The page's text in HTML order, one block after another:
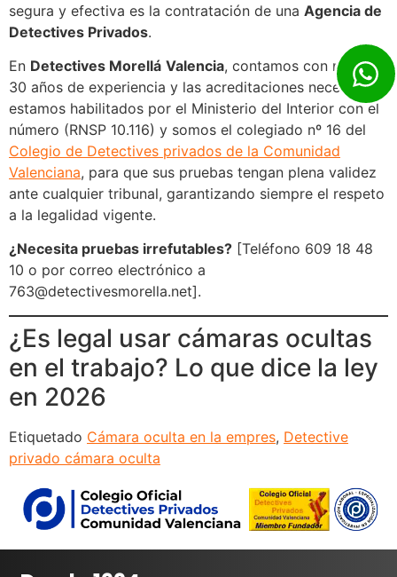
segura y efectiva es la contratación de una Agencia de
Detectives Privados.
En Detectives Morellá Valencia, contamos con más de
30 años de experiencia y las acreditaciones necesarias,
estamos habilitados por el Ministerio del Interior con el
número (RNSP 10.116) y somos el colegiado nº 16 del
Colegio de Detectives privados de la Comunidad
Valenciana, para que sus pruebas tengan plena validez
ante cualquier tribunal, garantizando siempre el respeto
a la legalidad vigente.
¿Necesita pruebas irrefutables? [Teléfono 609 18 48
10 o por correo electrónico a
763@detectivesmorella.net].
¿Es legal usar cámaras ocultas
en el trabajo? Lo que dice la ley
en 2026
Etiquetado Cámara oculta en la empres, Detective
privado cámara oculta